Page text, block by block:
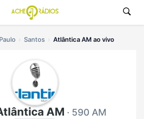
Santos Atlântica AM ao vivo
AM · 590 AM